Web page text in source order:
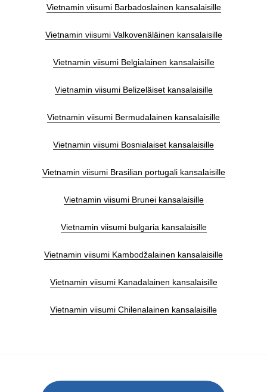
Vietnamin viisumi Barbadoslainen kansalaisille
Vietnamin viisumi Valkovenäläinen kansalaisille
Vietnamin viisumi Belgialainen kansalaisille
Vietnamin viisumi Belizeläiset kansalaisille
Vietnamin viisumi Bermudalainen kansalaisille
Vietnamin viisumi Bosnialaiset kansalaisille
Vietnamin viisumi Brasilian portugali kansalaisille
Vietnamin viisumi Brunei kansalaisille
Vietnamin viisumi bulgaria kansalaisille
Vietnamin viisumi Kambodžalainen kansalaisille
Vietnamin viisumi Kanadalainen kansalaisille
Vietnamin viisumi Chilenalainen kansalaisille